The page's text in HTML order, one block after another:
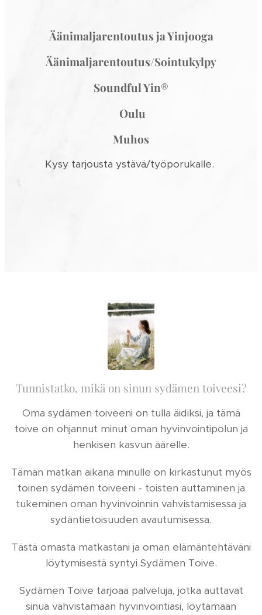
Äänimaljarentoutus ja Yinjooga
Äänimaljarentoutus/Sointukylpy
Soundful Yin®
Oulu
Muhos
Kysy tarjousta ystävä/työporukalle.
Tunnistatko, mikä on sinun sydämen toiveesi?
Oma sydämen toiveeni on tulla äidiksi, ja tämä
toive on ohjannut minut oman hyvinvointipolun ja
henkisen kasvun äärelle.
Tämän matkan aikana minulle on kirkastunut myös
toinen sydämen toiveeni - toisten auttaminen ja
tukeminen oman hyvinvoinnin vahvistamisessa ja
sydäntietoisuuden avautumisessa.
Tästä omasta matkastani ja oman elämäntehtäväni
löytymisestä syntyi Sydämen Toive.
Sydämen Toive tarjoaa palveluja, jotka auttavat
sinua vahvistamaan hyvinvointiasi, löytämään